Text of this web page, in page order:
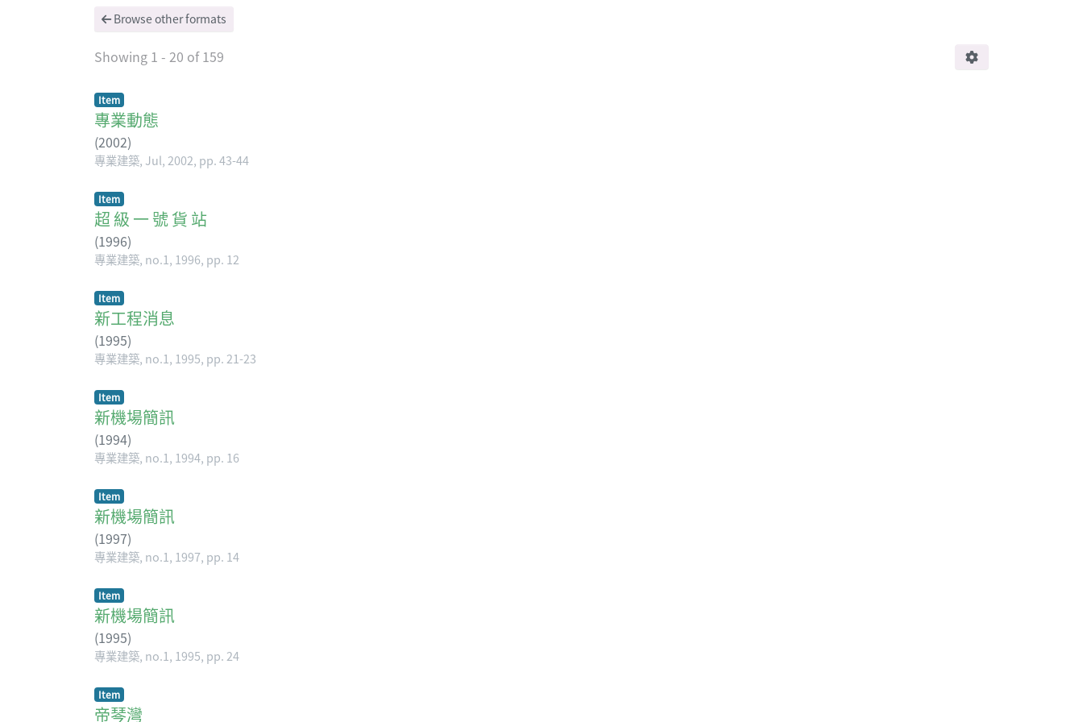
Browse other formats
Showing 1 - 20 of 159
Item
專業動態
(2002)
專業建築, Jul, 2002, pp. 43-44
Item
超 級 一 號 貨 站
(1996)
專業建築, no.1, 1996, pp. 12
Item
新工程消息
(1995)
專業建築, no.1, 1995, pp. 21-23
Item
新機場簡訊
(1994)
專業建築, no.1, 1994, pp. 16
Item
新機場簡訊
(1997)
專業建築, no.1, 1997, pp. 14
Item
新機場簡訊
(1995)
專業建築, no.1, 1995, pp. 24
Item
帝琴灣